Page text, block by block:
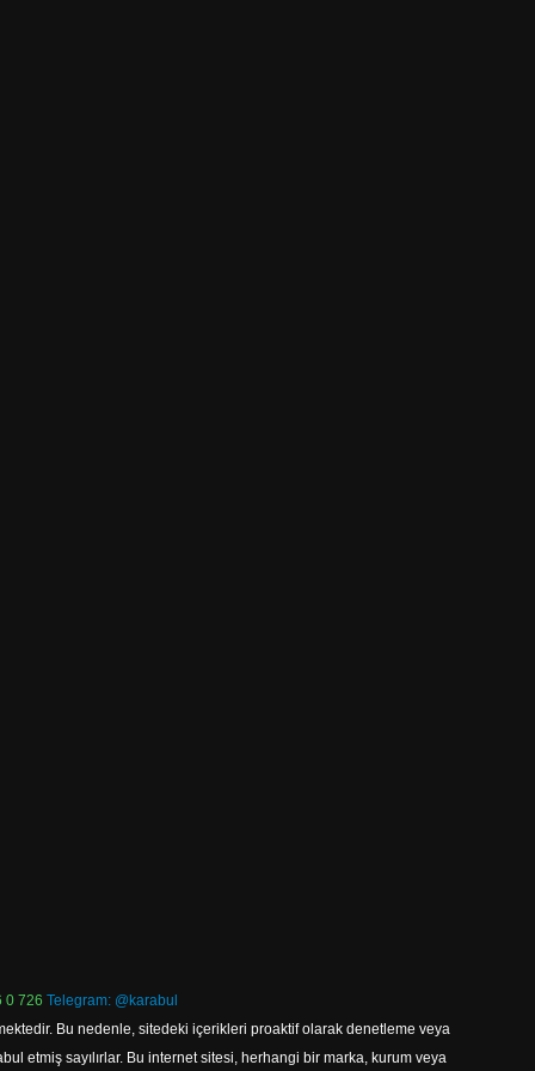
0 726 Telegram: @karabul
Bu nedenle, sitedeki içerikleri proaktif olarak denetleme veya
etmiş sayılırlar. Bu internet sitesi, herhangi bir marka, kurum veya